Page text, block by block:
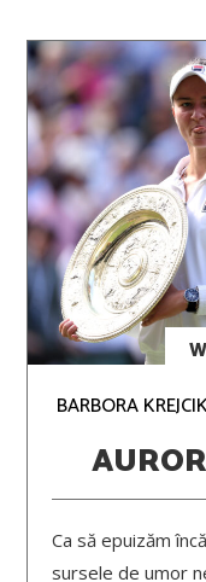
BARBORA
Ca să epuizăm
sursele de umor